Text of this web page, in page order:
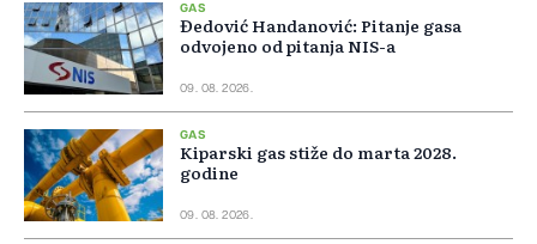
GAS
Đedović Handanović: Pitanje gasa
odvojeno od pitanja NIS-a
09. 08. 2026.
GAS
Kiparski gas stiže do marta 2028.
godine
09. 08. 2026.